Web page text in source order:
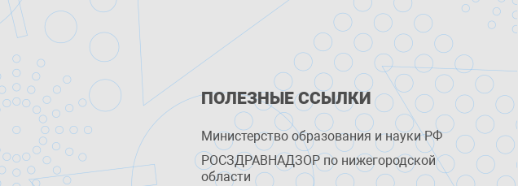
ПОЛЕЗНЫЕ ССЫЛКИ
Министерство образования и науки РФ
РОСЗДРАВНАДЗОР по нижегородской
области